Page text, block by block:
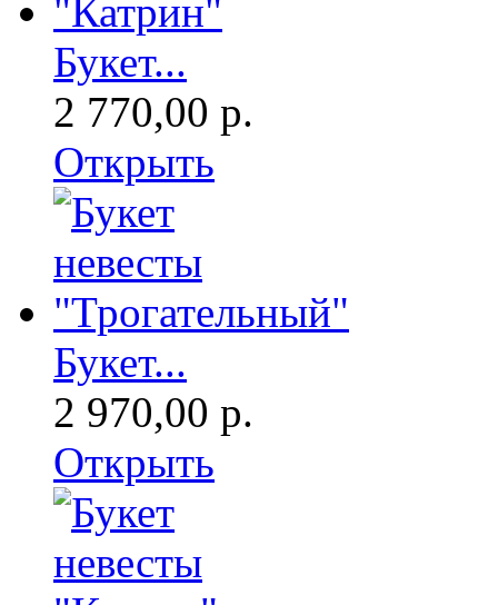
Букет...
2 770,00 р.
Открыть
Букет...
2 970,00 р.
Открыть